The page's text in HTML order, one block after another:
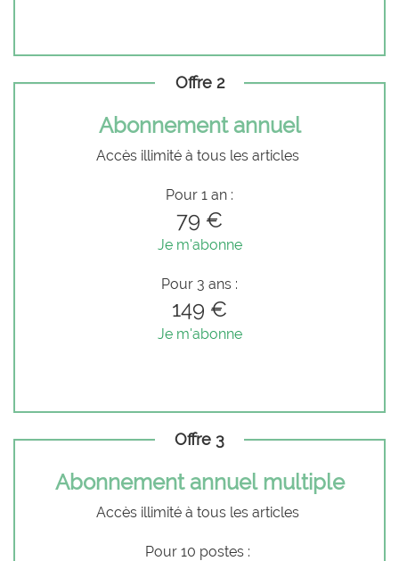
Offre 2
Abonnement annuel
Accès illimité à tous les articles
Pour 1 an :
79 €
Je m'abonne
Pour 3 ans :
149 €
Je m'abonne
Offre 3
Abonnement annuel multiple
Accès illimité à tous les articles
Pour 10 postes :